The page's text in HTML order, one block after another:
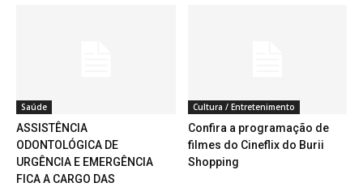
Saúde
ASSISTÊNCIA
ODONTOLÓGICA DE
URGÊNCIA E EMERGÊNCIA
FICA A CARGO DAS
Cultura / Entretenimento
Confira a programação de
filmes do Cineflix do Burii
Shopping